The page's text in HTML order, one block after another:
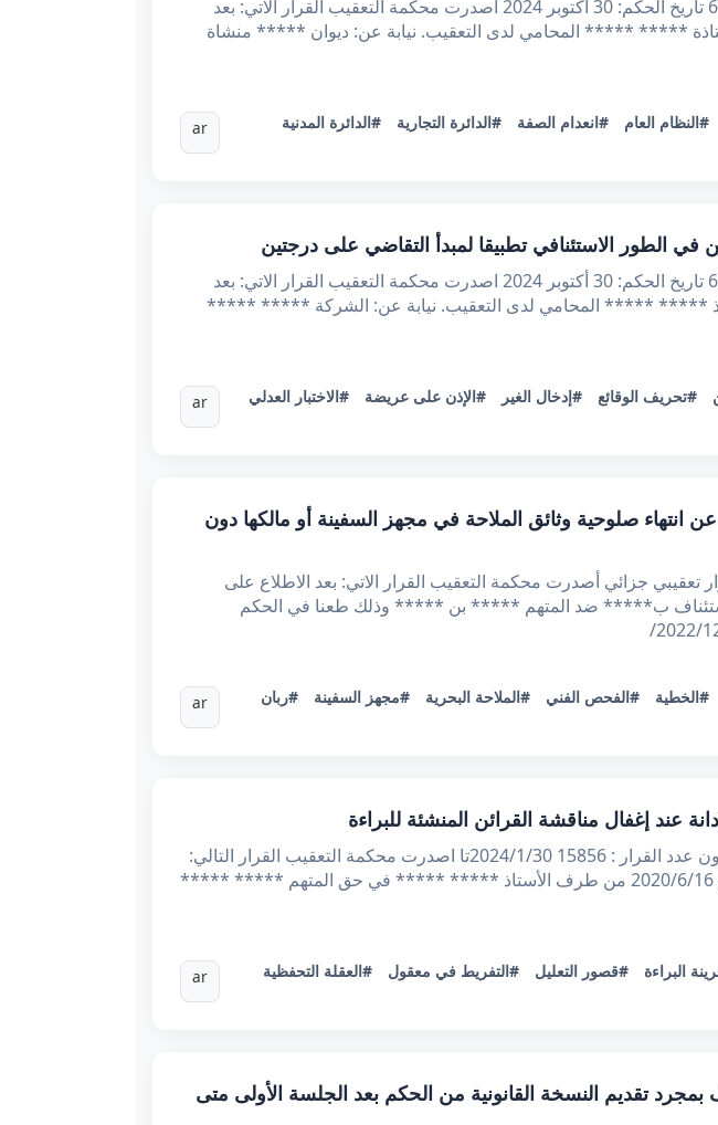
الجمهورية التونسية الحمد لله وحده وزارة العدل محكمة التعقيب القضية عدد: 67672 تاريخ الحكم: 30 اكتوبر 2024 اصدرت محكمة التعقيب القرار الاتي: بعد
التعقيب المقدم في 09 فيفري 2024 تحت عدد 53026 من الأستاذة ***** ***** المحامي لدى التعقيب. نيابة عن: ديوان ***** منشاة
#النظام العام #انعدام الصفة #الدائرة التجارية
#الدائرة المدنية
ar
الجمهورية التونسية الحمد لله وحده وزارة العدل محكمة التعقيب القضية عدد: 69881 تاريخ الحكم: 30 أكتوبر 2024 اصدرت محكمة التعقيب القرار الاتي: بعد
التعقيب المقدم في 22 مارس 2024 تحت عدد 6169 من الاستاذ ***** ***** المحامي لدى التعقيب. نيابة عن: الشركة ***** *****
#تحريف الوقائع #إدخال الغير #الإذن على عريضة
#الاختبار العدلي
ar
المسؤولية الجزائية عن انتهاء صلوحية وثائق الملاحة في مجهز السفينة أو مالكها دون
التونسية محكمة التعقيب قضية عدد 45477 تاريخ القرار 2024/04/08 قرار تعقيبي جزائي أصدرت محكمة التعقيب القرار الاتي: بعد الاطلاع على
العام لدى محكمة الاستئناف ب***** ضد المتهم ***** بن ***** وذلك طعنا في الحكم
#الخطية #الفحص الفني #الملاحة البحرية #مجهز السفينة
#ربان
ar
الحمد لله الجمهورية التونسية محكمة التعقيب قرار تعقیبی الدائرة السادسة والعشرون عدد القرار : 15856 2024/1/30تا اصدرت محكمة التعقيب القرار التالي:
بعد الاطلاع على مطلب التعقيب المقدم رفقة ما يفيد خلاص المعاليم القانونية بتاريخ 2020/6/16 من طرف الأستاذ ***** ***** في حق المتهم ***** *****
البراءة #قصور التعليل #التفريط في معقول
#العقلة التحفظية
ar
04/05/2023 : عدم سقوط الاستئناف بمجرد تقديم النسخة القانونية من الحكم بعد الجلسة الأولى متى